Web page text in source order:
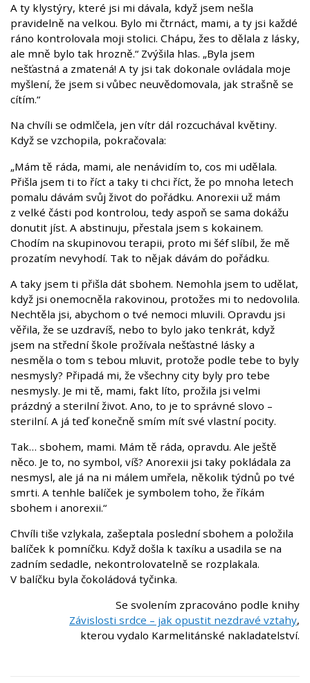
A ty klystýry, které jsi mi dávala, když jsem nešla
pravidelně na velkou. Bylo mi čtrnáct, mami, a ty jsi každé
ráno kontrolovala moji stolici. Chápu, žes to dělala z lásky,
ale mně bylo tak hrozně.“ Zvýšila hlas. „Byla jsem
nešťastná a zmatená! A ty jsi tak dokonale ovládala moje
myšlení, že jsem si vůbec neuvědomovala, jak strašně se
cítím.“
Na chvíli se odmlčela, jen vítr dál rozcuchával květiny.
Když se vzchopila, pokračovala:
„Mám tě ráda, mami, ale nenávidím to, cos mi udělala.
Přišla jsem ti to říct a taky ti chci říct, že po mnoha letech
pomalu dávám svůj život do pořádku. Anorexii už mám
z velké části pod kontrolou, tedy aspoň se sama dokážu
donutit jíst. A abstinuju, přestala jsem s kokainem.
Chodím na skupinovou terapii, proto mi šéf slíbil, že mě
prozatím nevyhodí. Tak to nějak dávám do pořádku.
A taky jsem ti přišla dát sbohem. Nemohla jsem to udělat,
když jsi onemocněla rakovinou, protožes mi to nedovolila.
Nechtěla jsi, abychom o tvé nemoci mluvili. Opravdu jsi
věřila, že se uzdravíš, nebo to bylo jako tenkrát, když
jsem na střední škole prožívala nešťastné lásky a
nesměla o tom s tebou mluvit, protože podle tebe to byly
nesmysly? Připadá mi, že všechny city byly pro tebe
nesmysly. Je mi tě, mami, fakt líto, prožila jsi velmi
prázdný a sterilní život. Ano, to je to správné slovo –
sterilní. A já teď konečně smím mít své vlastní pocity.
Tak… sbohem, mami. Mám tě ráda, opravdu. Ale ještě
něco. Je to, no symbol, víš? Anorexii jsi taky pokládala za
nesmysl, ale já na ni málem umřela, několik týdnů po tvé
smrti. A tenhle balíček je symbolem toho, že říkám
sbohem i anorexii.“
Chvíli tiše vzlykala, zašeptala poslední sbohem a položila
balíček k pomníčku. Když došla k taxíku a usadila se na
zadním sedadle, nekontrolovatelně se rozplakala.
V balíčku byla čokoládová tyčinka.
Se svolením zpracováno podle knihy
Závislosti srdce – jak opustit nezdravé vztahy,
kterou vydalo Karmelitánské nakladatelství.